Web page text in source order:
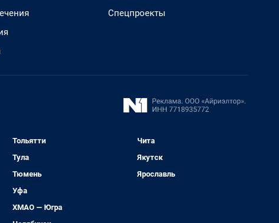
Спецпроекты
Тольятти
Тула
Тюмень
Уфа
ХМАО — Югра
Чита
Якутск
Ярославль